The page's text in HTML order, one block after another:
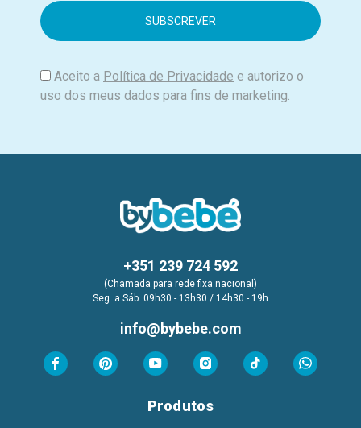
i
Aceito a Política de Privacidade e autorizo o
uso dos meus dados para fins de marketing.
+351 239 724 592
(Chamada para rede fixa nacional)
Seg. a Sáb. 09h30 - 13h30 / 14h30 - 19h
info@bybebe.com
Produtos